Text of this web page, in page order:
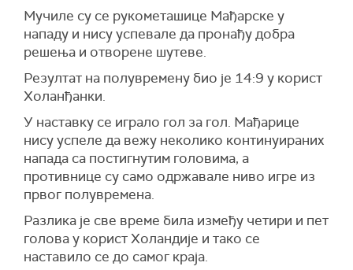
Мучиле су се рукометашице Мађарске у
нападу и нису успевале да пронађу добра
решења и отворене шутеве.
Резултат на полувремену био је 14:9 у корист
Холанђанки.
У наставку се играло гол за гол. Мађарице
нису успеле да вежу неколико континуираних
напада са постигнутим головима, а
противнице су само одржавале ниво игре из
првог полувремена.
Разлика је све време била између четири и пет
голова у корист Холандије и тако се
наставило се до самог краја.